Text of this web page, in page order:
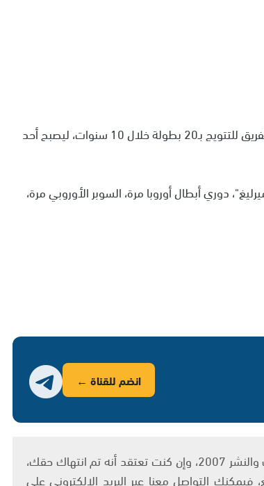
، بعدما قاد الفريق للتتويج بـ20 بطولة خلال 10 سنوات، ليصبح أحد
دوري أبطال أوروبا مرة، السوبر الأوروبي مرة،
انضم للقناة ←
يتم الاستخدام المواد وفقًا للمادة 27 أ من قانون حقوق التأليف والنشر 2007، وإن كنت تعتقد أنه تم انتهاك حقك،
التواصل معنا عبر البريد الإلكتروني على